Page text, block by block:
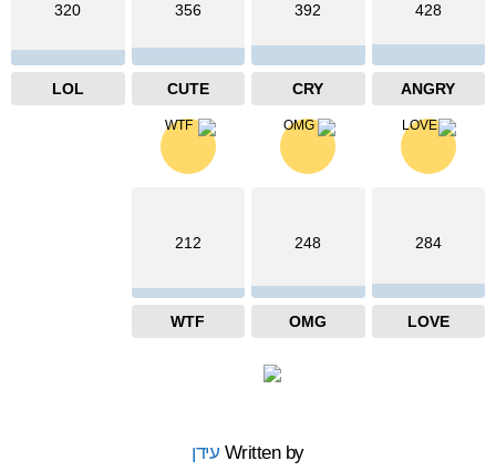
428
ANGRY
392
CRY
356
CUTE
320
LOL
284
LOVE
248
OMG
212
WTF
Written by עידן